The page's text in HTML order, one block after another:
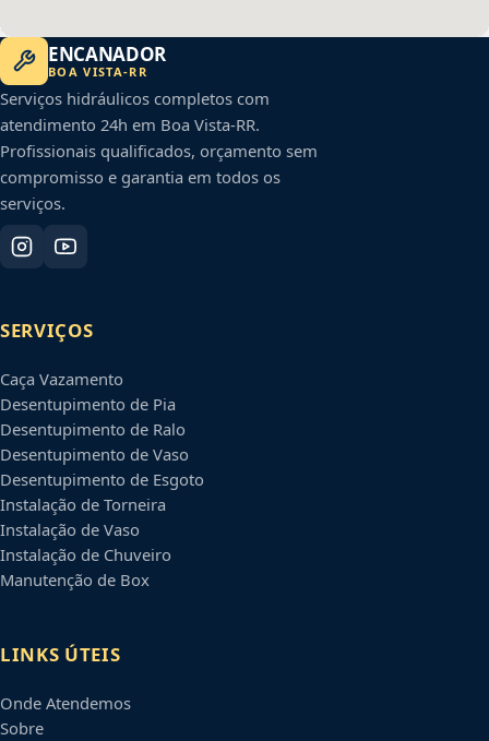
ENCANADOR
BOA VISTA-RR
Serviços hidráulicos completos com
atendimento 24h em Boa Vista-RR.
Profissionais qualificados, orçamento sem
compromisso e garantia em todos os
serviços.
SERVIÇOS
Caça Vazamento
Desentupimento de Pia
Desentupimento de Ralo
Desentupimento de Vaso
Desentupimento de Esgoto
Instalação de Torneira
Instalação de Vaso
Instalação de Chuveiro
Manutenção de Box
LINKS ÚTEIS
Onde Atendemos
Sobre